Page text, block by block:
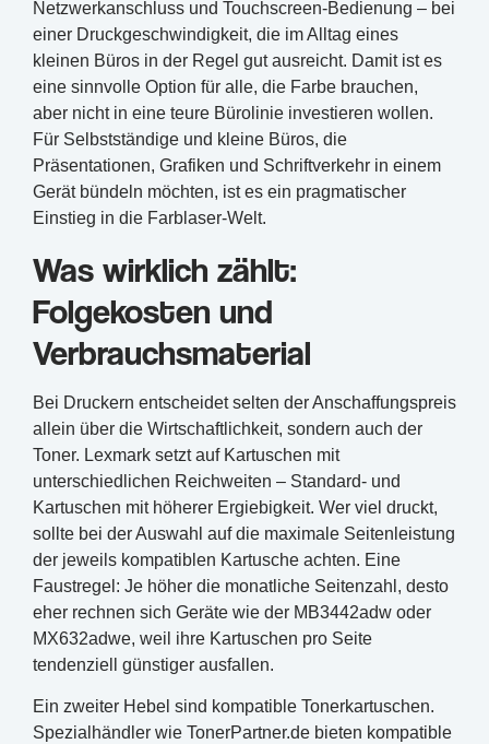
Netzwerk­anschluss und Touchscreen-Bedienung – bei
einer Druckgeschwindigkeit, die im Alltag eines
kleinen Büros in der Regel gut ausreicht. Damit ist es
eine sinnvolle Option für alle, die Farbe brauchen,
aber nicht in eine teure Bürolinie investieren wollen.
Für Selbstständige und kleine Büros, die
Präsentationen, Grafiken und Schriftverkehr in einem
Gerät bündeln möchten, ist es ein pragmatischer
Einstieg in die Farblaser-Welt.
Was wirklich zählt:
Folgekosten und
Verbrauchsmaterial
Bei Druckern entscheidet selten der Anschaffungspreis
allein über die Wirtschaftlichkeit, sondern auch der
Toner. Lexmark setzt auf Kartuschen mit
unterschiedlichen Reichweiten – Standard- und
Kartuschen mit höherer Ergiebigkeit. Wer viel druckt,
sollte bei der Auswahl auf die maximale Seitenleistung
der jeweils kompatiblen Kartusche achten. Eine
Faustregel: Je höher die monatliche Seitenzahl, desto
eher rechnen sich Geräte wie der MB3442adw oder
MX632adwe, weil ihre Kartuschen pro Seite
tendenziell günstiger ausfallen.
Ein zweiter Hebel sind kompatible Tonerkartuschen.
Spezialhändler wie TonerPartner.de bieten kompatible